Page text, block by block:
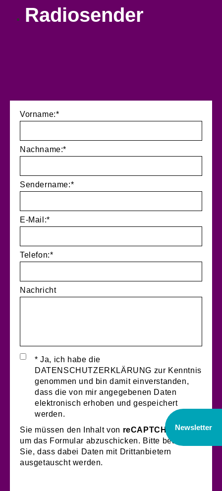
Newsletter
Radiosender
Vorname:*
Nachname:*
Sendername:*
E-Mail:*
Telefon:*
Nachricht
* Ja, ich habe die
DATENSCHUTZERKLÄRUNG zur Kenntnis
genommen und bin damit einverstanden,
dass die von mir angegebenen Daten
elektronisch erhoben und gespeichert
werden.
Sie müssen den Inhalt von reCAPTCHA
laden,
um das Formular abzuschicken. Bitte beachten
Sie, dass dabei Daten mit Drittanbietern
ausgetauscht werden.